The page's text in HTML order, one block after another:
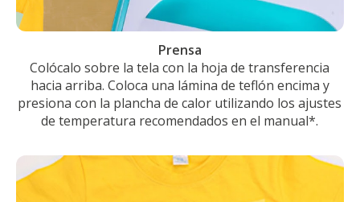
Prensa
Colócalo sobre la tela con la hoja de transferencia
hacia arriba. Coloca una lámina de teflón encima y
presiona con la plancha de calor utilizando los ajustes
de temperatura recomendados en el manual*.